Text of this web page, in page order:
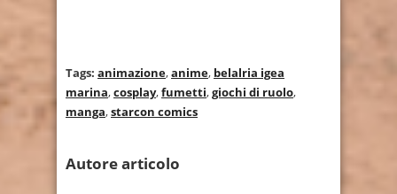
Tags: animazione,anime, belalria igea
marina,cosplay,fumetti,giochi di ruolo,
manga,starcon comics
Autore articolo